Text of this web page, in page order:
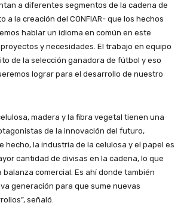
a diferentes segmentos de la cadena de
a la creación del CONFIAR- que los hechos
hablar un idioma en común en este
y necesidades. El trabajo en equipo
de la selección ganadora de fútbol y eso
lograr para el desarrollo de nuestro
madera y la fibra vegetal tienen una
de la innovación del futuro,
hecho, la industria de la celulosa y el papel es
cantidad de divisas en la cadena, lo que
comercial. Es ahí donde también
generación para que sume nuevas
señaló.